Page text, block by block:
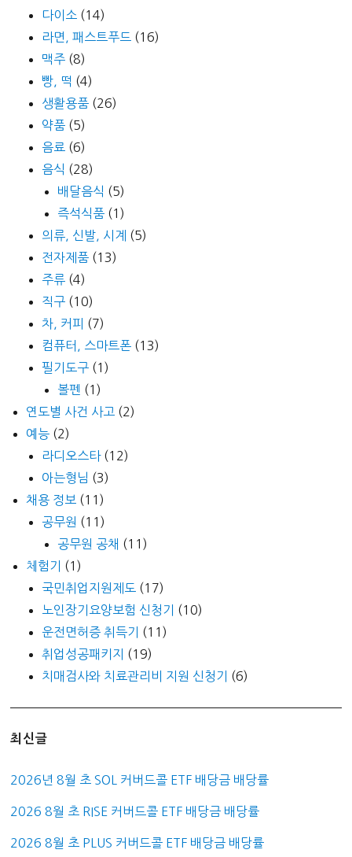
다이소 (14)
라면, 패스트푸드 (16)
맥주 (8)
빵, 떡 (4)
생활용품 (26)
약품 (5)
음료 (6)
음식 (28)
배달음식 (5)
즉석식품 (1)
의류, 신발, 시계
(5)
전자제품 (13)
주류 (4)
직구 (10)
차, 커피 (7)
컴퓨터, 스마트폰 (13)
필기도구 (1)
볼펜 (1)
연도별 사건 사고 (2)
예능 (2)
라디오스타(12)
아는형님 (3)
채용 정보 (11)
공무원 (11)
공무원 공채 (11)
체험기
(1)
국민취업지원제도 (17)
노인장기요양보험 신청기
(10)
운전면허증 취득기
(11)
취업성공패키지
(19)
치매검사와 치료관리비 지원 신청기
(6)
최신글
2026년 8월 초 SOL 커버드콜 ETF 배당금 배당률
2026 8월 초 RISE 커버드콜 ETF 배당금 배당률
2026 8월 초 PLUS 커버드콜 ETF 배당금 배당률